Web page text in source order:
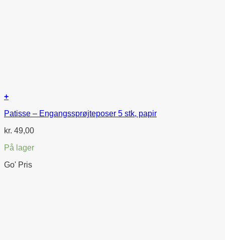
+
Patisse – Engangssprøjteposer 5 stk, papir
kr. 49,00
På lager
Go' Pris